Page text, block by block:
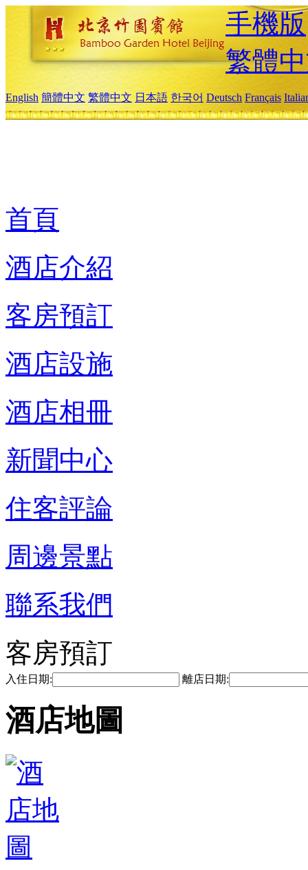
手機版
繁體
English 簡體中文 繁體中文 日本語 한국어 Deutsch Français
首頁
酒店介紹
客房預訂
酒店設施
酒店相冊
新聞中心
住客評論
周邊景點
聯系我們
客房預訂
入住日期: 離店日期:
酒店地圖